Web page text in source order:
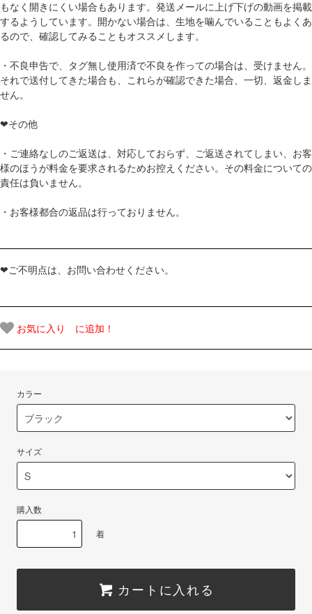
もなく開きにくい場合もあります。発送メールに上げ下げの動画を掲載
するようしています。開かない場合は、生地を噛んでいることもよくあ
るので、確認してみることもオススメします。
・不良申告で、タグ無し使用済で不良を作っての場合は、受けません。
それで送付してきた場合も、これらが確認できた場合、一切、返金しま
せん。
❤その他
・ご連絡なしのご返送は、対応しておらず、ご返送されてしまい、お客
様のほうが料金を要求されるためお控えください。その料金についての
責任は負いません。
・お客様都合の返品は行っておりません。
❤ご不明点は、お問い合わせください。
お気に入り に追加！
カラー
サイズ
購入数
着
カートに入れる